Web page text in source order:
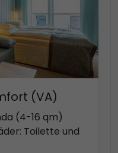
(VA)
(4-16 qm)
Toilette und